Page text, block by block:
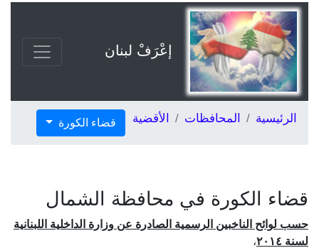
إعْرَفْ لبنان
الرئيسية المحافظات الأقضية قضاء الكورة
قضاء الكورة في محافظة الشمال
حسب لوائح الناخبين الرسمية الصادرة عن وزارة الداخلية اللبنانية
لسنة ٢٠١٤
،